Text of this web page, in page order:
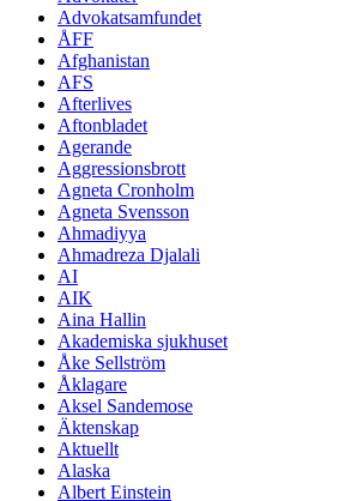
Advokatsamfundet
ÅFF
Afghanistan
AFS
Afterlives
Aftonbladet
Agerande
Aggressionsbrott
Agneta Cronholm
Agneta Svensson
Ahmadiyya
Ahmadreza Djalali
AI
AIK
Aina Hallin
Akademiska sjukhuset
Åke Sellström
Åklagare
Aksel Sandemose
Äktenskap
Aktuellt
Alaska
Albert Einstein